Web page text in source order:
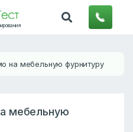
на мебельную фурнитуру
мебельную